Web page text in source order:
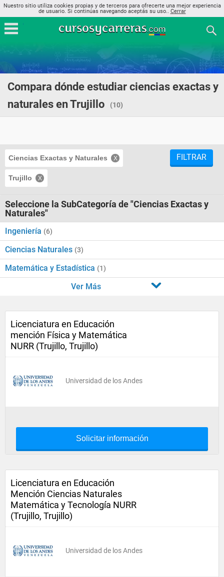
Nuestro sitio utiliza cookies propias y de terceros para ofrecerte una mejor experiencia
de usuario. Si continúas navegando aceptás su uso.. Cerrar
Compara dónde estudiar ciencias exactas y
naturales en Trujillo
(10)
Ciencias Exactas y Naturales
Trujillo
FILTRAR
Seleccione la SubCategoría de "Ciencias Exactas y
Naturales"
Ingeniería (6)
Ciencias Naturales (3)
Matemática y Estadística (1)
Ver Más
Licenciatura en Educación
mención Física y Matemática
NURR (Trujillo, Trujillo)
Universidad de los Andes
Solicitar información
Licenciatura en Educación
Mención Ciencias Naturales
Matemática y Tecnología NURR
(Trujillo, Trujillo)
Universidad de los Andes